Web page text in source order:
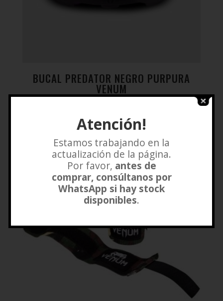
BUCAL PREDATOR NEGRO PURPURA
VENUM
Añadir a lista de deseos
Atención!
Estamos trabajando en la
actualización de la página.
Por favor, antes de
comprar, consúltanos por
WhatsApp si hay stock
disponibles.